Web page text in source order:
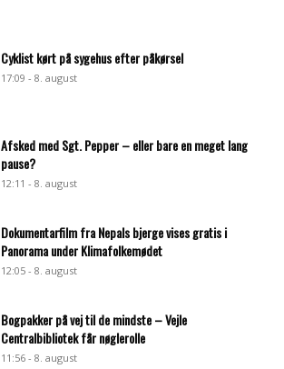
Cyklist kørt på sygehus efter påkørsel
17:09 - 8. august
Afsked med Sgt. Pepper – eller bare en meget lang
pause?
12:11 - 8. august
Dokumentarfilm fra Nepals bjerge vises gratis i
Panorama under Klimafolkemødet
12:05 - 8. august
Bogpakker på vej til de mindste – Vejle
Centralbibliotek får nøglerolle
11:56 - 8. august